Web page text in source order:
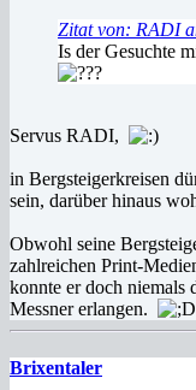
Zitat von: RADI
Is der Gesuchte
Servus RADI,
in Bergsteigerkreisen
sein, darüber hinaus
Obwohl seine
zahlreichen Print-
konnte er doch niemals
Messner erlangen.
Brixentaler